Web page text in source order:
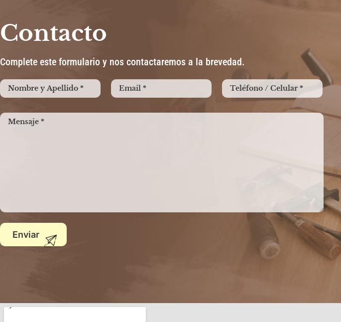
Contacto
Complete este formulario y nos contactaremos a la brevedad.